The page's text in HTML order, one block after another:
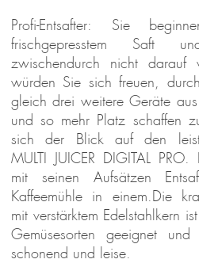
Profi-Entsafter: Sie
frischgepresstem Saft
zwischendurch nicht darauf
würden Sie sich freuen,
gleich drei weitere Geräte
und so mehr Platz schaffen
sich der Blick auf den
MULTI JUICER DIGITAL
mit seinen Aufsätzen
Kaffeemühle in einem.Die
mit verstärktem Edelstahlkern
Gemüsesorten geeignet
schonend und leise.